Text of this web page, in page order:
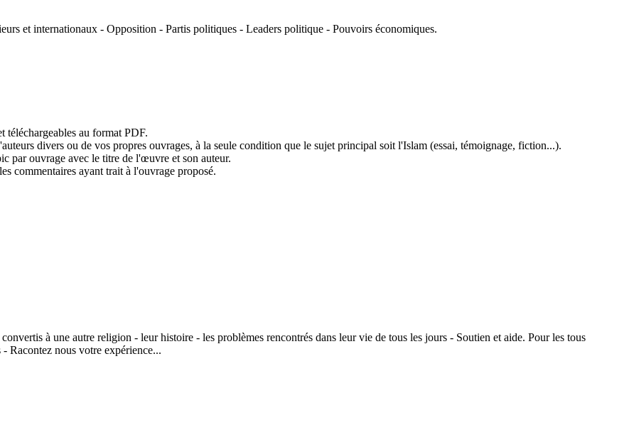
et internationaux - Opposition - Partis politiques - Leaders politique - Pouvoirs économiques.
téléchargeables au format PDF.
divers ou de vos propres ouvrages, à la seule condition que le sujet principal soit l'Islam (essai, témoignage, fiction...).
par ouvrage avec le titre de l'œuvre et son auteur.
commentaires ayant trait à l'ouvrage proposé.
à une autre religion - leur histoire - les problèmes rencontrés dans leur vie de tous les jours - Soutien et aide. Pour les tous
Racontez nous votre expérience...